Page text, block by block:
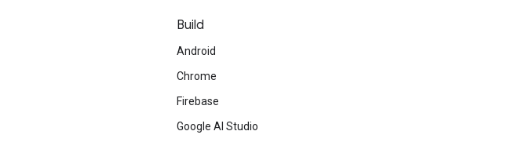
Build
Android
Chrome
Firebase
Google AI Studio